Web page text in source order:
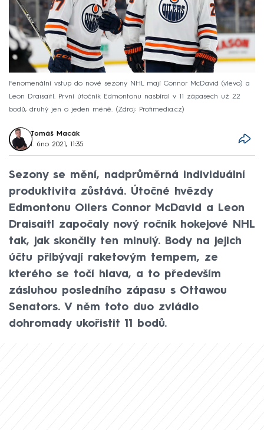
Fenomenální vstup do nové sezony NHL mají Connor McDavid (vlevo) a
Leon Draisaitl. První útočník Edmontonu nasbíral v 11 zápasech už 22
bodů, druhý jen o jeden méně.
Zdroj: Profimedia.cz
Tomáš Macák
1. úno 2021, 11:35
Sezony se mění, nadprůměrná individuální
produktivita zůstává. Útočné hvězdy
Edmontonu Oilers Connor McDavid a Leon
Draisaitl započaly nový ročník hokejové NHL
tak, jak skončily ten minulý. Body na jejich
účtu přibývají raketovým tempem, ze
kterého se točí hlava, a to především
zásluhou posledního zápasu s Ottawou
Senators. V něm toto duo zvládlo
dohromady ukořistit 11 bodů.